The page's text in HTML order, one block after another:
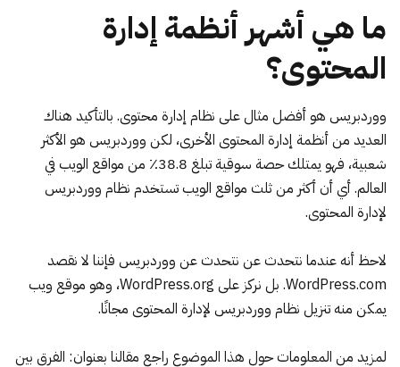
ما هي أشهر أنظمة إدارة
المحتوى؟
ووردبريس هو أفضل مثال على نظام إدارة محتوى. بالتأكيد هناك
العديد من أنظمة إدارة المحتوى الأخرى، لكن ووردبريس هو الأكثر
شعبية، فهو يمتلك حصة سوقية تبلغ 38.8٪ من مواقع الويب في
العالم. أي أن أكثر من ثلث مواقع الويب تستخدم نظام ووردبريس
لإدارة المحتوى.
لاحظ أنه عندما نتحدث عن نتحدث عن ووردبريس فإننا لا نقصد
WordPress.com. بل نركز على WordPress.org، وهو موقع ويب
يمكن منه تنزيل نظام ووردبريس لإدارة المحتوى مجانًا.
لمزيد من المعلومات حول هذا الموضوع راجع مقالنا بعنوان: الفرق بين